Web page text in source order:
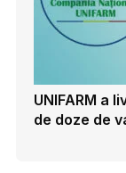
UNIFARM a
de doze de